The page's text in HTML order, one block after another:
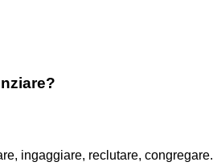
ingaggiare, reclutare,